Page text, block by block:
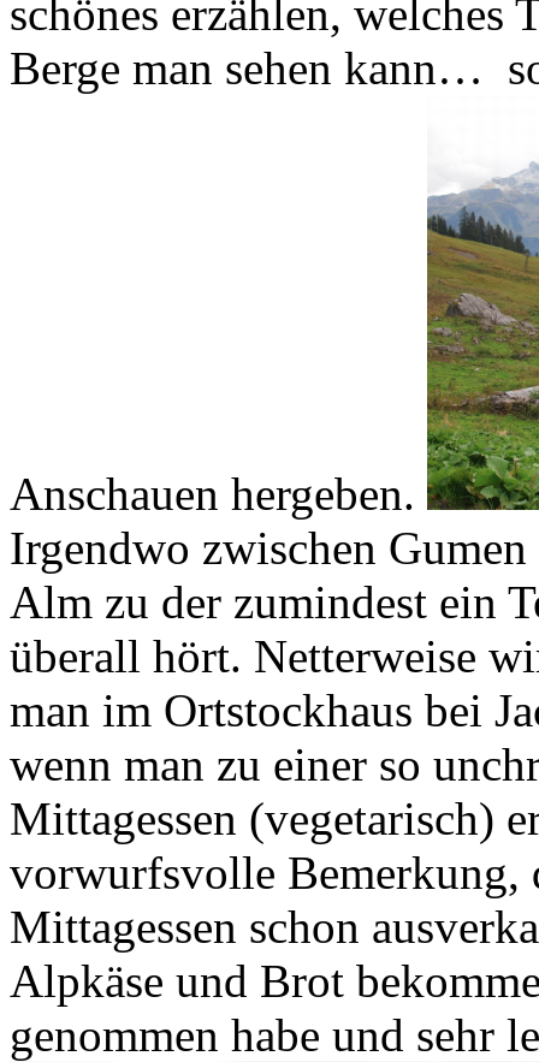
schönes erzählen,
Berge man sehen kann…
Anschauen hergeben.
Irgendwo zwischen
Alm zu der zumindest ein
überall hört. Netterweise
man im Ortstockhaus bei
wenn man zu einer so
Mittagessen (vegetarisch)
vorwurfsvolle Bemerkung,
Mittagessen schon
Alpkäse und Brot
genommen habe und sehr